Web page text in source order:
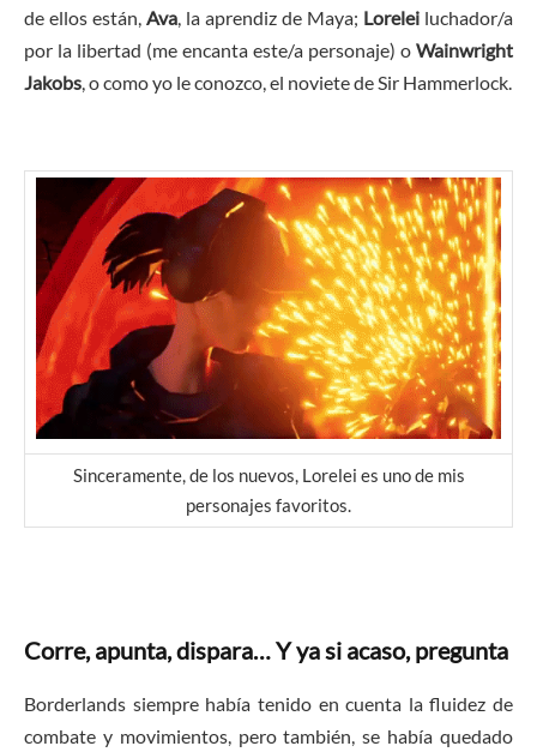
de ellos están, Ava , la aprendiz de Maya; Lorelei luchador/a
por la libertad (me encanta este/a personaje) o Wainwright
Jakobs , o como yo le conozco, el noviete de Sir Hammerlock.
Sinceramente, de los nuevos, Lorelei es uno de mis
personajes favoritos.
Corre, apunta, dispara… Y ya si acaso, pregunta
Borderlands siempre había tenido en cuenta la fluidez de
combate y movimientos, pero también, se había quedado